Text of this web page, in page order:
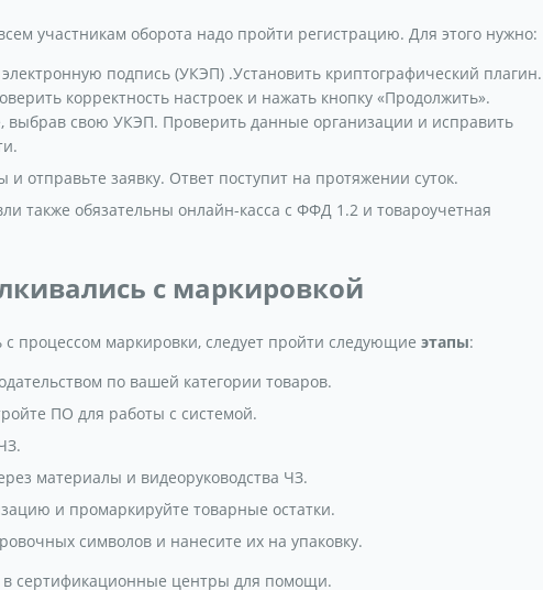
участникам оборота надо пройти регистрацию. Для этого нужно:
подпись (УКЭП) .Установить криптографический плагин.
корректность настроек и нажать кнопку «Продолжить».
выбрав свою УКЭП. Проверить данные организации и исправить
и отправьте заявку. Ответ поступит на протяжении суток.
также обязательны онлайн-касса с ФФД 1.2 и товароучетная
с маркировкой
с процессом маркировки, следует пройти следующие этапы:
по вашей категории товаров.
ПО для работы с системой.
материалы и видеоруководства ЧЗ.
и промаркируйте товарные остатки.
символов и нанесите их на упаковку.
в сертификационные центры для помощи.